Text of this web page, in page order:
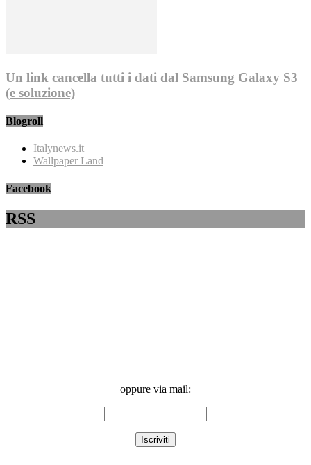
Un link cancella tutti i dati dal Samsung Galaxy S3
(e soluzione)
Blogroll
Italynews.it
Wallpaper Land
Facebook
RSS
oppure via mail: